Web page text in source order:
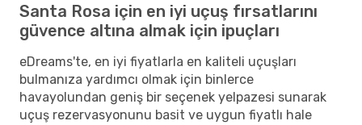
Santa Rosa için en iyi uçuş fırsatlarını
güvence altına almak için ipuçları
eDreams'te, en iyi fiyatlarla en kaliteli uçuşları
bulmanıza yardımcı olmak için binlerce
havayolundan geniş bir seçenek yelpazesi sunarak
uçuş rezervasyonunu basit ve uygun fiyatlı hale